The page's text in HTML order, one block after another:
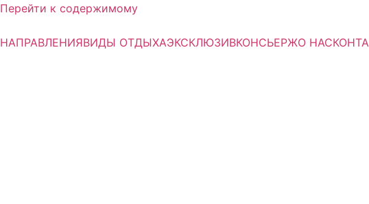
Перейти к содержимому
НАПРАВЛЕНИЯВИДЫ ОТДЫХАЭКСКЛЮЗИВКОНСЬЕРЖО НАС